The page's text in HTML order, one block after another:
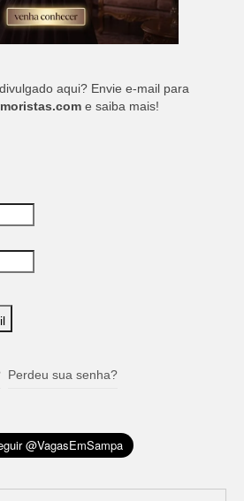
aqui? Envie e-mail para
e saiba mais!
Perdeu sua senha?